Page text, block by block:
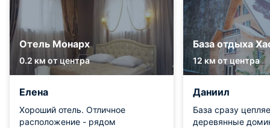
Отель Монарх
0.2 км от центра
Елена
Хороший отель. Отличное
расположение - рядом
База отдыха
12 км от центра
Даниил
База сразу
деревянные